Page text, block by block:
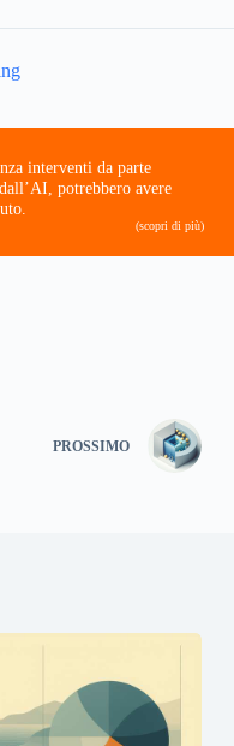
interventi da parte
potrebbero avere
(scopri di più)
PROSSIMO